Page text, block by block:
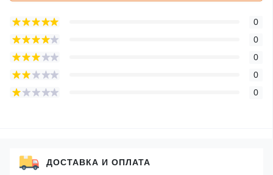
0
0
0
0
0
ДОСТАВКА И ОПЛАТА